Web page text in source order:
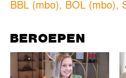
BBL (mbo), BOL (mbo),
BEROEPEN